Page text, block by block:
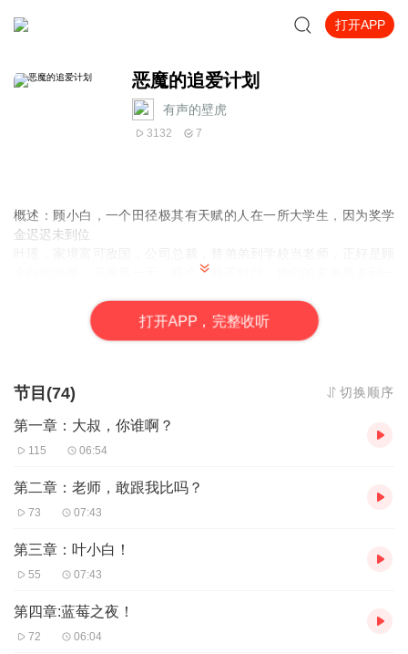
打开APP
恶魔的追爱计划
有声的壁虎
3132 7
概述：顾小白，一个田径极其有天赋的人在一所大学生，因为奖学
金迟迟未到位
小白的老师。见面第一天，两个人就不对付，他们的未来是走到一
打开APP，完整收听
节目(74) 切换顺序
第一章：大叔，你谁啊？
115 06:54
第二章：老师，敢跟我比吗？
73 07:43
第三章：叶小白！
55 07:43
第四章:蓝莓之夜！
72 06:04